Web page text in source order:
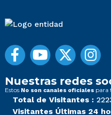
Nuestras redes
Estos No son canales oficiales para
Total de Visitantes :
Visitantes Últimas 24